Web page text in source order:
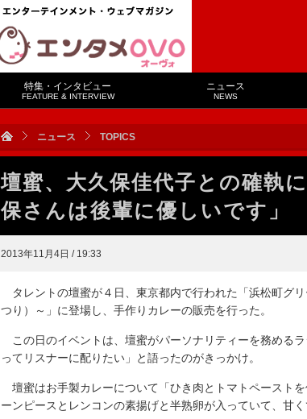
特集・インタビュー
FEATURE & INTERVIEW
ニュース
NEWS
ニュース TOPICS
壇蜜、大久保佳代子との確執
保さんは後輩に優しいです」
2013年11月4日 / 19:33
タレントの壇蜜が４日、東京都内で行われた「浜松町グ
つり）～」に登場し、手作りカレーの販売を行った。
この日のイベントは、壇蜜がパーソナリティーを務める
ってリスナーに配りたい」と語ったのがきっかけ。
壇蜜はお手製カレーについて「ひき肉とトマトペースト
ーンピースとレンコンの素揚げと半熟卵が入っていて、甘